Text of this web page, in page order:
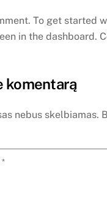
To get started
in the dashboard.
komentarą
nebus skelbiamas.
*